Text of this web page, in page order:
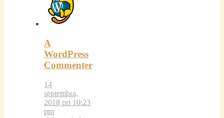
A
WordPress
Commenter
14
septembra,
2018 pri 10:23
pm